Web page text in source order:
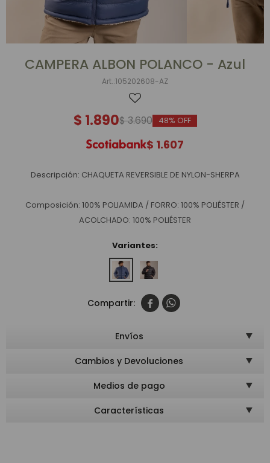
CAMPERA ALBON POLANCO - Azul
105202608-AZ
$ 1.890$3.690 48
$ 1.607
Descripción: CHAQUETA REVERSIBLE DE NYLON-SHERPA
Composición: 100% POLIAMIDA / FORRO: 100% POLIÉSTER /
ACOLCHADO: 100% POLIÉSTER
Variantes:
 
Envíos
Cambios y Devoluciones
Medios de pago
Características